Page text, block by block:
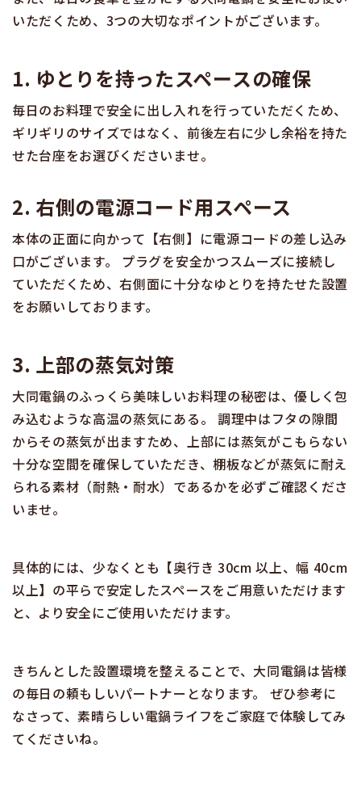
いただくため、3つの大切なポイントがございます。
1. ゆとりを持ったスペースの確保
毎日のお料理で安全に出し入れを行っていただくため、
ギリギリのサイズではなく、前後左右に少し余裕を持た
せた台座をお選びくださいませ。
2. 右側の電源コード用スペース
本体の正面に向かって【右側】に電源コードの差し込み
口がございます。 プラグを安全かつスムーズに接続し
ていただくため、右側面に十分なゆとりを持たせた設置
をお願いしております。
3. 上部の蒸気対策
大同電鍋のふっくら美味しいお料理の秘密は、優しく包
み込むような高温の蒸気にある。 調理中はフタの隙間
からその蒸気が出ますため、上部には蒸気がこもらない
十分な空間を確保していただき、棚板などが蒸気に耐え
られる素材（耐熱・耐水）であるかを必ずご確認くださ
いませ。
具体的には、少なくとも【奥行き 30cm 以上、幅 40cm
以上】の平らで安定したスペースをご用意いただけます
と、より安全にご使用いただけます。
きちんとした設置環境を整えることで、大同電鍋は皆様
の毎日の頼もしいパートナーとなります。 ぜひ参考に
なさって、素晴らしい電鍋ライフをご家庭で体験してみ
てくださいね。